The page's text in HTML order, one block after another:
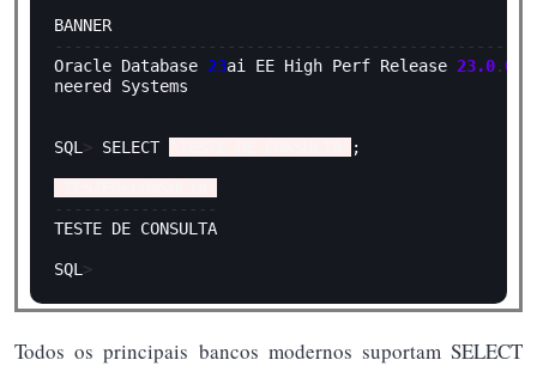
Oracle Database 23ai EE High Perf Release 23.0 .0.0
neered Systems
SQL > SELECT ;
-----------------
TESTE DE CONSULTA
SQL >
Todos os principais bancos modernos suportam SELECT